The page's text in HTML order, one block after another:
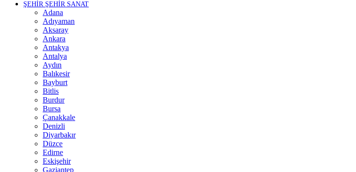
ŞEHİR ŞEHİR SANAT
Adana
Adıyaman
Aksaray
Ankara
Antakya
Antalya
Aydın
Balıkesir
Bayburt
Bitlis
Burdur
Bursa
Çanakkale
Denizli
Diyarbakır
Düzce
Edirne
Eskişehir
Gaziantep